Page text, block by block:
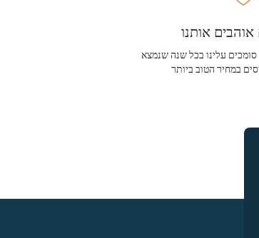
אותנו
סומכים עלינו בכל שנה שנמצא
במחיר הטוב ביותר